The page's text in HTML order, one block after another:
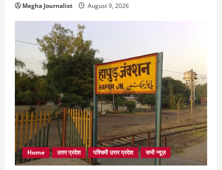
Megha Journalist August 9, 2026
Home उत्तर प्रदेश पश्चिमी उत्तर प्रदेश सभी न्यूज़